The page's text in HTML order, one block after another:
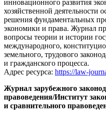
инновационного развития
хозяйственной деятельности
решения фундаментальных
экономики и права. Журнал
вопросы теории и истории
международного,
земельного, трудового
и гражданского процесса.
Адрес ресурса: https://law-
Журнал зарубежного
правоведения/Институт
и сравнительного